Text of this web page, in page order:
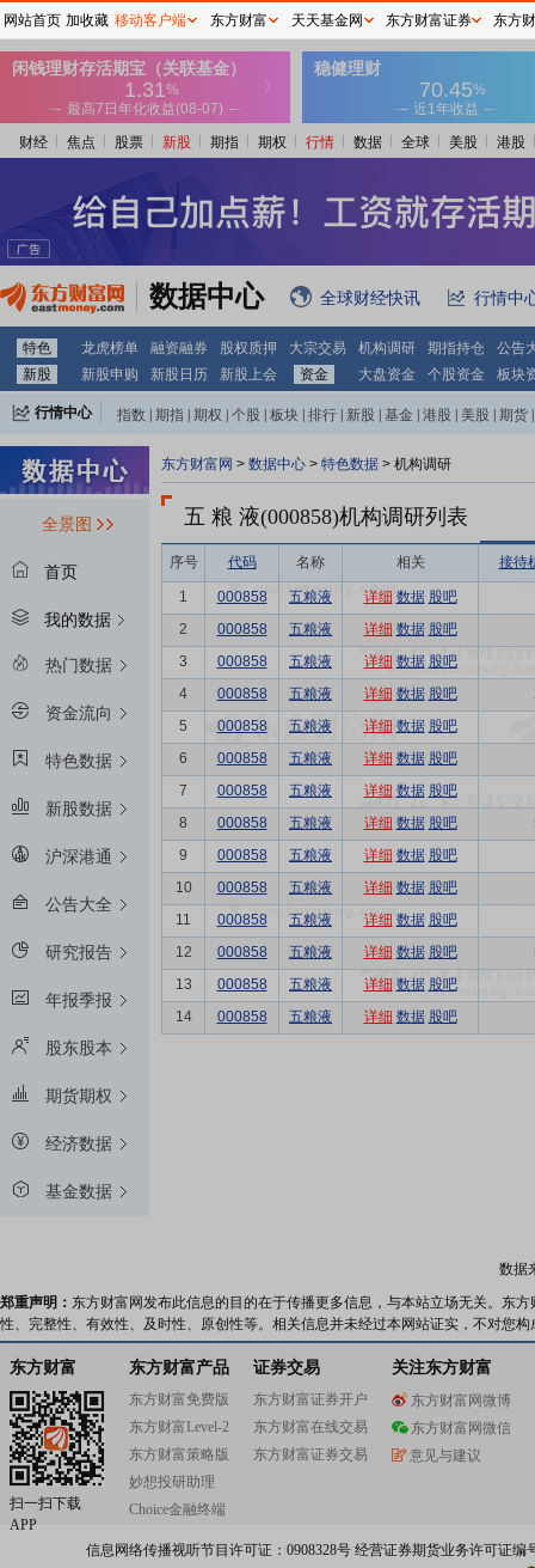
财经 焦点 股票 新股 期指 期权 行情 数据 全球 美股 港股
数据中心 全球财经快讯 行情中
特色 龙虎榜单 融资融券 股权质押 大宗交易 机构调研 期指持仓
公告
新股
新股申购 新股日历 新股上会 资金 大盘资金 个股资金 板块
行情中心 指数 期指 期权 个股 板块 排行 新股 基金 港股 美股 期货
全景图
首页
我的数据
热门数据
资金流向
特色数据
新股数据
沪深港通
公告大全
研究报告
年报季报
股东股本
期货期权
经济数据
基金数据
东方财富网 > 数据中心 > 特色数据 > 机构调研
五 粮 液(000858)机构调研列表
序号 代码 名称 相关 接待
1 000858 五粮液 详细 数据 股吧
2
000858 五粮液 详细 数据 股吧
3
000858 五粮液 详细 数据 股吧
4
000858 五粮液 详细 数据 股吧
5
000858 五粮液 详细 数据 股吧
6
000858 五粮液 详细 数据 股吧
7
000858 五粮液 详细 数据 股吧
8
000858 五粮液 详细 数据 股吧
9
000858 五粮液 详细 数据 股吧
10
000858 五粮液 详细 数据 股吧
11
000858 五粮液 详细 数据 股吧
12
000858 五粮液 详细 数据 股吧
13
000858 五粮液 详细 数据 股吧
14
000858 五粮液 详细 数据 股吧
数据
郑重声明： 东方财富网发布此信息的目的在于传播更多信息，与本站立场无关。东
性、完整性、有效性、及时性、原创性等。相关信息并未经过本网站证实，不对您
东方财富
扫一扫下载
APP
东方财富产品
东方财富免费版
东方财富Level-2
东方财富策略版
妙想投研助理
Choice金融终端
证券交易
东方财富证券开户
东方财富在线交易
东方财富证券交易
关注东方财富
东方财富网微博
东方财富网微信
意见与建议
信息网络传播视听节目许可证：0908328号 经营证券期货业务许可证编
网站首页 加收藏 移动客户端 东方财富 天天基金网 东方财富证券 东方